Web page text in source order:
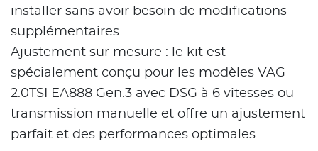
installer sans avoir besoin de modifications
supplémentaires.
Ajustement sur mesure : le kit est
spécialement conçu pour les modèles VAG
2.0TSI EA888 Gen.3 avec DSG à 6 vitesses ou
transmission manuelle et offre un ajustement
parfait et des performances optimales.